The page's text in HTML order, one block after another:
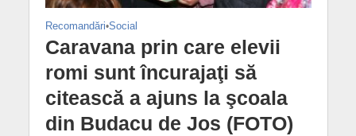
Recomandări•Social
Caravana prin care elevii
romi sunt încurajaţi să
citească a ajuns la şcoala
din Budacu de Jos (FOTO)